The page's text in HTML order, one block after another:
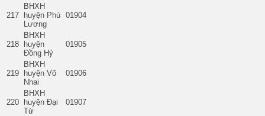
217
BHXH
huyện Phú
Lương
01904
218
BHXH
huyện
Đồng Hỷ
01905
219
BHXH
huyện Võ
Nhai
01906
220
BHXH
huyện Đại
Từ
01907